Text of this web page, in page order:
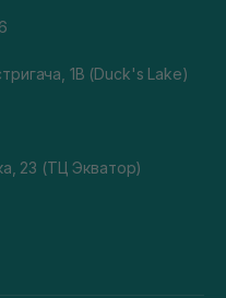
1В (Duck's Lake)
23 (ТЦ Экватор)